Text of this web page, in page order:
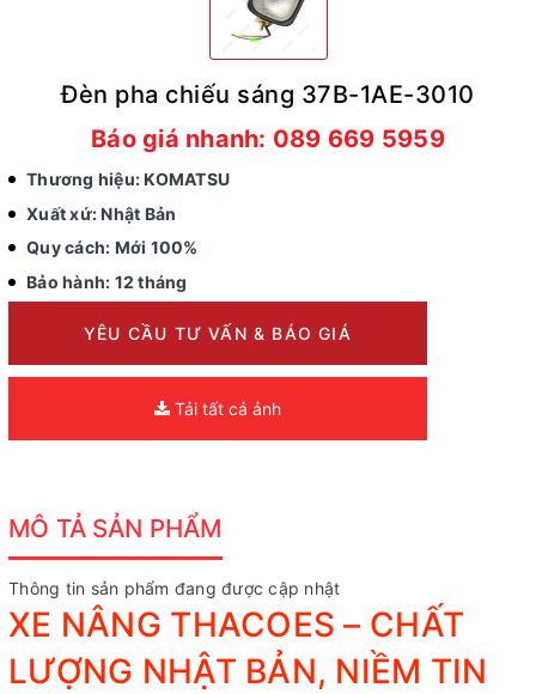
Đèn pha chiếu sáng 37B-1AE-3010
Báo giá nhanh: 089 669 5959
Thương hiệu: KOMATSU
Xuất xứ: Nhật Bản
Quy cách: Mới 100%
Bảo hành: 12 tháng
YÊU CẦU TƯ VẤN & BÁO GIÁ
Tải tất cả ảnh
MÔ TẢ SẢN PHẨM
Thông tin sản phẩm đang được cập nhật
XE NÂNG THACOES – CHẤT
LƯỢNG NHẬT BẢN, NIỀM TIN